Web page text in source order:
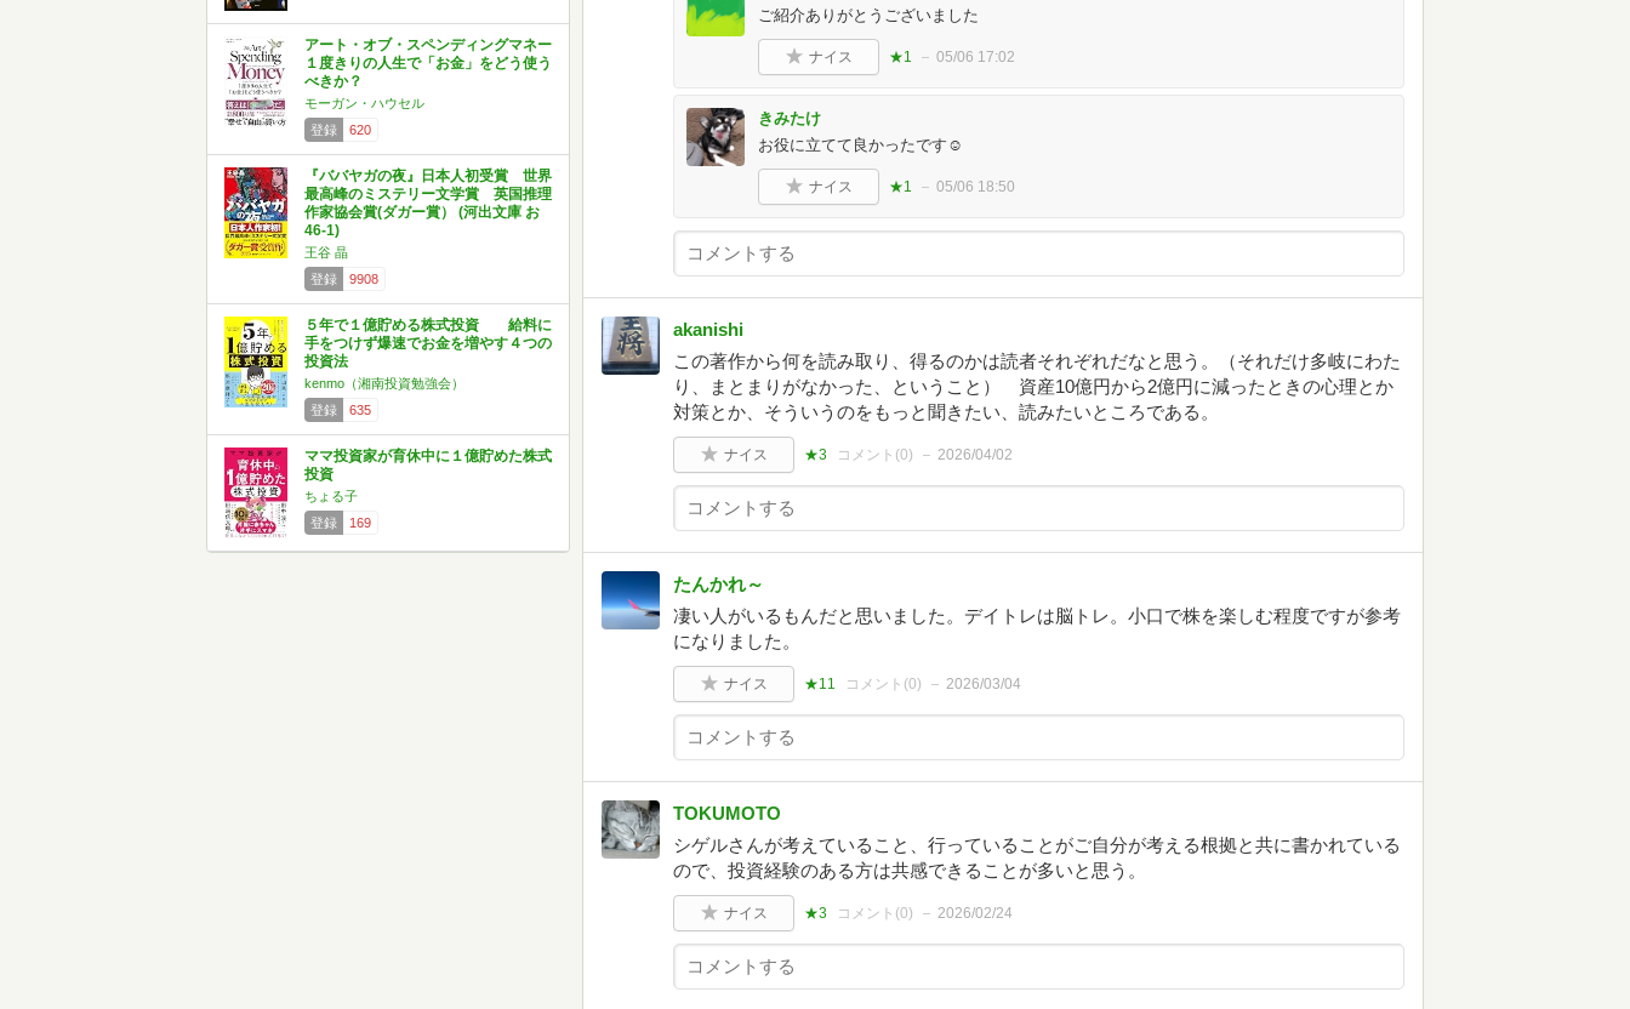
アート・オブ・スペンディングマネー
１度きりの人生で「お金」をどう使う
べきか？
モーガン・ハウセル
登録
620
『ババヤガの夜』日本人初受賞 世界
最高峰のミステリー文学賞 英国推理
作家協会賞(ダガー賞） (河出文庫 お
46-1)
王谷 晶
登録
9908
５年で１億貯める株式投資 給料に
手をつけず爆速でお金を増やす４つの
投資法
kenmo（湘南投資勉強会）
登録
635
ママ投資家が育休中に１億貯めた株式
投資
ちょる子
登録
169
ご紹介ありがとうございました
ナイス ★1 05/06 17:02
きみたけ
お役に立てて良かったです☺
ナイス ★1 05/06 18:50
akanishi
この著作から何を読み取り、得るのかは読者それぞれだなと思う。（それだけ多岐にわた
り、まとまりがなかった、ということ） 資産10億円から2億円に減ったときの心理とか
対策とか、そういうのをもっと聞きたい、読みたいところである。
ナイス ★3 コメント(0) 2026/04/02
たんかれ～
凄い人がいるもんだと思いました。デイトレは脳トレ。小口で株を楽しむ程度ですが参考
になりました。
ナイス ★11 コメント(0) 2026/03/04
TOKUMOTO
シゲルさんが考えていること、行っていることがご自分が考える根拠と共に書かれている
ので、投資経験のある方は共感できることが多いと思う。
ナイス ★3 コメント(0) 2026/02/24